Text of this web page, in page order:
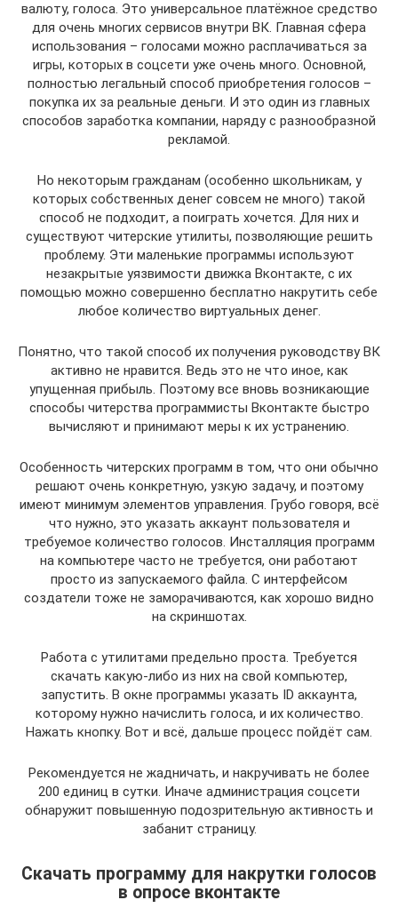
валюту, голоса. Это универсальное платёжное средство
для очень многих сервисов внутри ВК. Главная сфера
использования – голосами можно расплачиваться за
игры, которых в соцсети уже очень много. Основной,
полностью легальный способ приобретения голосов –
покупка их за реальные деньги. И это один из главных
способов заработка компании, наряду с разнообразной
рекламой.
Но некоторым гражданам (особенно школьникам, у
которых собственных денег совсем не много) такой
способ не подходит, а поиграть хочется. Для них и
существуют читерские утилиты, позволяющие решить
проблему. Эти маленькие программы используют
незакрытые уязвимости движка Вконтакте, с их
помощью можно совершенно бесплатно накрутить себе
любое количество виртуальных денег.
Понятно, что такой способ их получения руководству ВК
активно не нравится. Ведь это не что иное, как
упущенная прибыль. Поэтому все вновь возникающие
способы читерства программисты Вконтакте быстро
вычисляют и принимают меры к их устранению.
Особенность читерских программ в том, что они обычно
решают очень конкретную, узкую задачу, и поэтому
имеют минимум элементов управления. Грубо говоря, всё
что нужно, это указать аккаунт пользователя и
требуемое количество голосов. Инсталляция программ
на компьютере часто не требуется, они работают
просто из запускаемого файла. С интерфейсом
создатели тоже не заморачиваются, как хорошо видно
на скриншотах.
Работа с утилитами предельно проста. Требуется
скачать какую-либо из них на свой компьютер,
запустить. В окне программы указать ID аккаунта,
которому нужно начислить голоса, и их количество.
Нажать кнопку. Вот и всё, дальше процесс пойдёт сам.
Рекомендуется не жадничать, и накручивать не более
200 единиц в сутки. Иначе администрация соцсети
обнаружит повышенную подозрительную активность и
забанит страницу.
Скачать программу для накрутки голосов
в опросе вконтакте